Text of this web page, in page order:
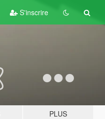
S'inscrire
PLUS